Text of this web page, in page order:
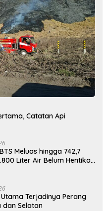
Catatan Api
Meluas hingga 742,7
Liter Air Belum Hentikan
Terjadinya Perang
dan Selatan